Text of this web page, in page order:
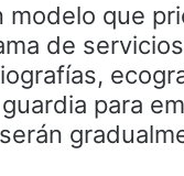
que
de
para